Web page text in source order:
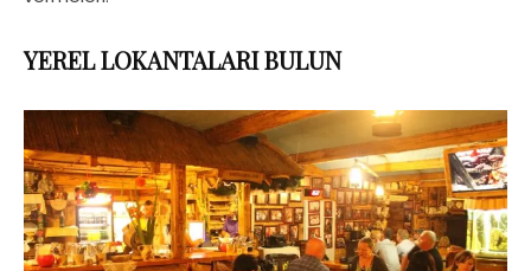
YEREL LOKANTALARI BULUN